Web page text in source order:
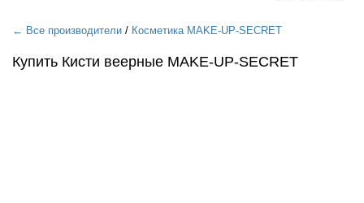
← Все производители / Косметика MAKE-UP-SECRET
Купить Кисти веерные MAKE-UP-SECRET